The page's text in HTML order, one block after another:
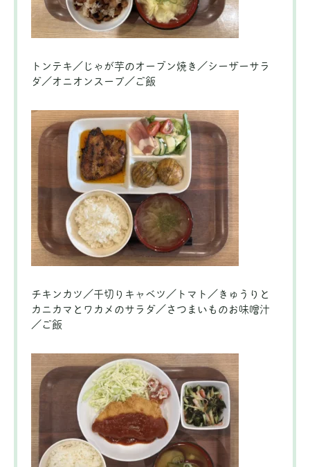
トンテキ／じゃが芋のオーブン焼き／シーザーサラ
ダ／オニオンスープ／ご飯
チキンカツ／千切りキャベツ／トマト／きゅうりと
カニカマとワカメのサラダ／さつまいものお味噌汁
／ご飯